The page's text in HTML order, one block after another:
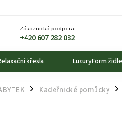
Zákaznická podpora:
+420 607 282 082
křesla LuxuryForm židle
/ Kadeřnické pomůcky /